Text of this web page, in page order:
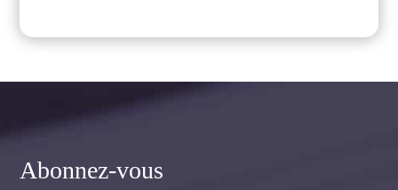
Abonnez-vous